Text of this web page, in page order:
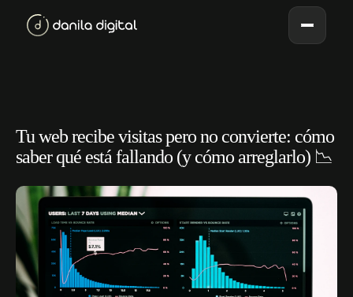
Tu web recibe visitas pero no convierte: cómo
saber qué está fallando (y cómo arreglarlo) 📉